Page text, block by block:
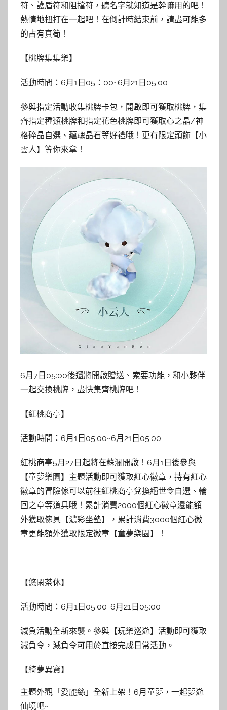
符、護盾符和阻擋符，聽名字就知道是幹嘛用的吧！
熱情地扭打在一起吧！在倒計時結束前，請盡可能多
的占有真筍！
【桃牌集集樂】
活動時間：6月1日05：00~6月21日05:00
參與指定活動收集桃牌卡包，開啟即可獲取桃牌，集
齊指定種類桃牌和指定花色桃牌即可獲取心之晶/神
格碎晶自選、蘊魂晶石等好禮哦！更有限定頭飾【小
雲人】等你來拿！
6月7日05:00後還將開啟贈送、索要功能，和小夥伴
一起交換桃牌，盡快集齊桃牌吧！
【紅桃商亭】
活動時間：6月1日05:00~6月21日05:00
紅桃商亭5月27日起將在蘇瀾開啟！6月1日後參與
【童夢樂園】主題活動即可獲取紅心徽章，持有紅心
徽章的冒險傢可以前往紅桃商亭兌換絕世令自選、輪
回之章等道具哦！累計消費2000個紅心徽章還能額
外獲取傢具【濃彩坐墊】，累計消費3000個紅心徽
章更能額外獲取限定徽章【童夢樂園】！
【悠閑茶休】
活動時間：6月1日05:00-6月21日05:00
減負活動全新來襲。參與【玩樂巡遊】活動即可獲取
減負令，減負令可用於直接完成日常活動。
【綺夢異寶】
主題外觀「愛麗絲」全新上架！6月童夢，一起夢遊
仙境吧~